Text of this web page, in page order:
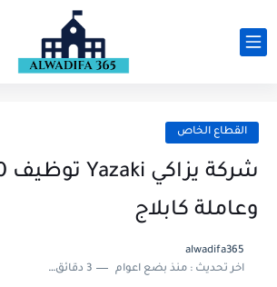
القطاع الخاص
وعاملة كابلاج
alwadifa365
اخر تحديث :منذ بضع اعوام 3 دقائق للقراءة